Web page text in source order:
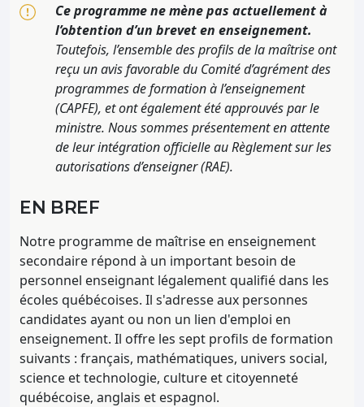
Ce programme ne mène pas actuellement à
l’obtention d’un brevet en enseignement.
Toutefois, l’ensemble des profils de la maîtrise ont
reçu un avis favorable du Comité d’agrément des
programmes de formation à l’enseignement
(CAPFE), et ont également été approuvés par le
ministre. Nous sommes présentement en attente
de leur intégration officielle au Règlement sur les
autorisations d’enseigner (RAE).
EN BREF
Notre programme de maîtrise en enseignement
secondaire répond à un important besoin de
personnel enseignant légalement qualifié dans les
écoles québécoises. Il s'adresse aux personnes
candidates ayant ou non un lien d'emploi en
enseignement. Il offre les sept profils de formation
suivants : français, mathématiques, univers social,
science et technologie, culture et citoyenneté
québécoise, anglais et espagnol.